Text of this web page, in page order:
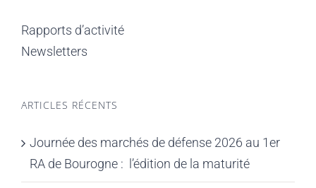
Rapports d’activité
Newsletters
ARTICLES RÉCENTS
Journée des marchés de défense 2026 au 1er
RA de Bourogne : l’édition de la maturité